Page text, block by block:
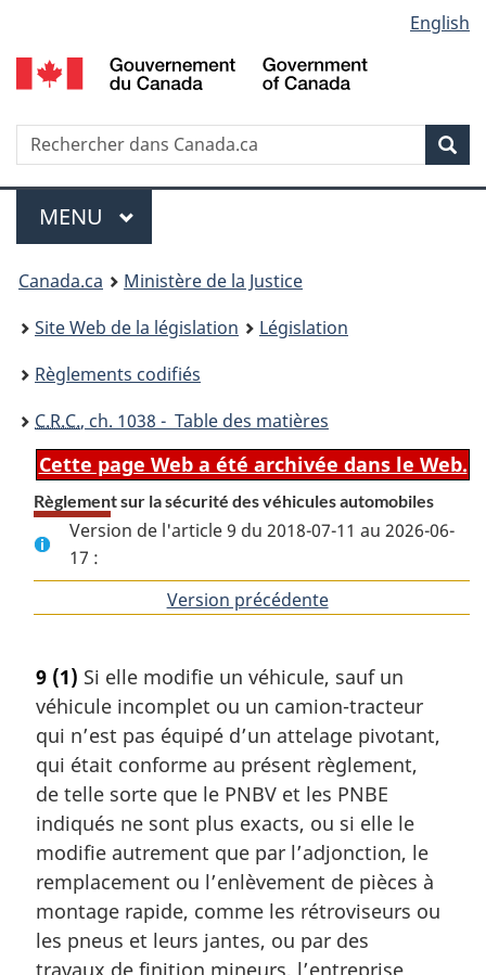
au
contenu
propos
de
la
HTML
simplifiée
selection
English
Recherche
Menu
MENU PRINCIPAL
You
are
here:
Canada.ca
Ministère de la Justice
Site Web de la législation
Législation
Règlements codifiés
C.R.C., ch. 1038 - Table des matières
Cette page Web a été archivée dans le Web.
Règlement sur la sécurité des véhicules automobiles
Version de l'article 9 du 2018-07-11 au 2026-06-
17 :
Version précédentede
9 (1) Si elle modifie un véhicule, sauf un
véhicule incomplet ou un camion-tracteur
qui n’est pas équipé d’un attelage pivotant,
qui était conforme au présent règlement,
de telle sorte que le PNBV et les PNBE
indiqués ne sont plus exacts, ou si elle le
modifie autrement que par l’adjonction, le
remplacement ou l’enlèvement de pièces à
montage rapide, comme les rétroviseurs ou
les pneus et leurs jantes, ou par des